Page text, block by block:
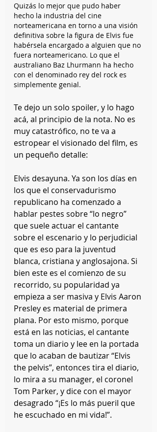
Quizás lo mejor que pudo haber
hecho la industria del cine
norteamericana en torno a una visión
definitiva sobre la figura de Elvis fue
habérsela encargado a alguien que no
fuera norteamericano. Lo que el
australiano Baz Lhurmann ha hecho
con el denominado rey del rock es
simplemente genial.
Te dejo un solo spoiler, y lo hago
acá, al principio de la nota. No es
muy catastrófico, no te va a
estropear el visionado del film, es
un pequeño detalle:
Elvis desayuna. Ya son los días en
los que el conservadurismo
republicano ha comenzado a
hablar pestes sobre “lo negro”
que suele actuar el cantante
sobre el escenario y lo perjudicial
que es eso para la juventud
blanca, cristiana y anglosajona. Si
bien este es el comienzo de su
recorrido, su popularidad ya
empieza a ser masiva y Elvis Aaron
Presley es material de primera
plana. Por esto mismo, porque
está en las noticias, el cantante
toma un diario y lee en la portada
que lo acaban de bautizar “Elvis
the pelvis”, entonces tira el diario,
lo mira a su manager, el coronel
Tom Parker, y dice con el mayor
desagrado “¡Es lo más pueril que
he escuchado en mi vida!”.